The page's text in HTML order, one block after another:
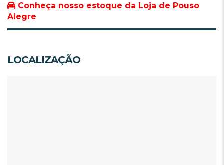
Conheça nosso estoque da Loja de Pouso
Alegre
LOCALIZAÇÃO